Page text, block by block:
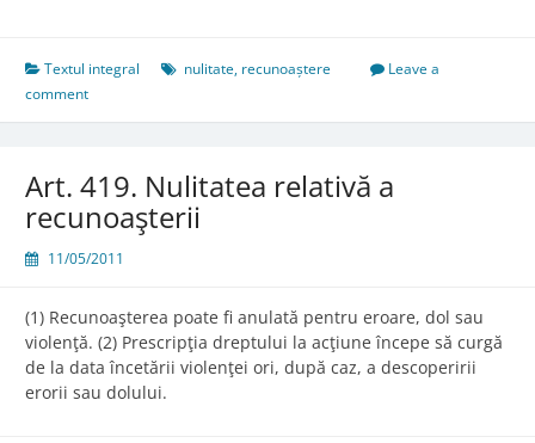
absolută
recunoaşterii
Textul integral nulitate, recunoaștere
Leave a
comment
Art. 419. Nulitatea relativă a
recunoaşterii
11/05/2011
(1) Recunoaşterea poate fi anulată pentru eroare, dol sau
violenţă. (2) Prescripţia dreptului la acţiune începe să curgă
de la data încetării violenţei ori, după caz, a descoperirii
erorii sau dolului.